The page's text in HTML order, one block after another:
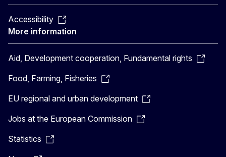
Accessibility
More information
Aid, Development cooperation, Fundamental rights
Food, Farming, Fisheries
EU regional and urban development
Jobs at the European Commission
Statistics